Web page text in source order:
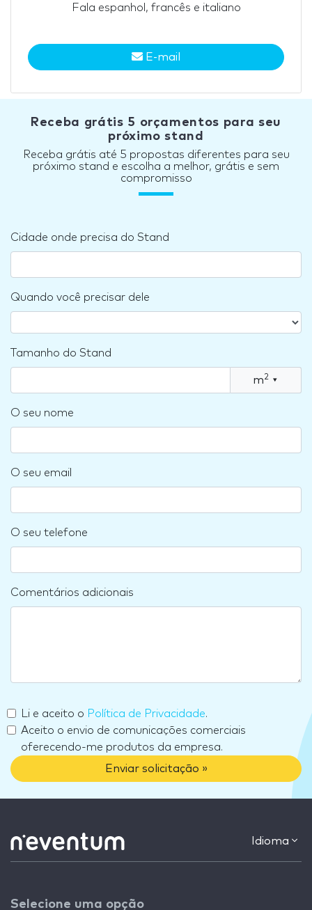
Fala espanhol, francês e italiano
E-mail
Receba grátis 5 orçamentos para seu
próximo stand
Receba grátis até 5 propostas diferentes para seu
próximo stand e escolha a melhor, grátis e sem
compromisso
Cidade onde precisa do Stand
Quando você precisar dele
Tamanho do Stand
m2 ▾
O seu nome
O seu email
O seu telefone
Comentários adicionais
Li e aceito o Política de Privacidade.
Aceito o envio de comunicações comerciais
oferecendo-me produtos da empresa.
Enviar solicitação »
Idioma
Selecione uma opção